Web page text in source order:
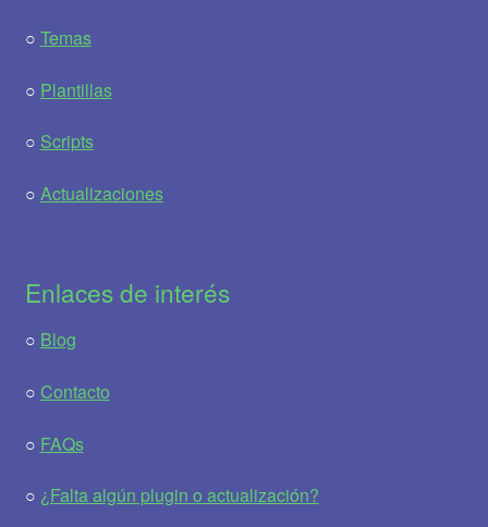
○ Temas
○ Plantillas
○ Scripts
○ Actualizaciones
Enlaces de interés
○ Blog
○ Contacto
○ FAQs
○ ¿Falta algún plugin o actualización?